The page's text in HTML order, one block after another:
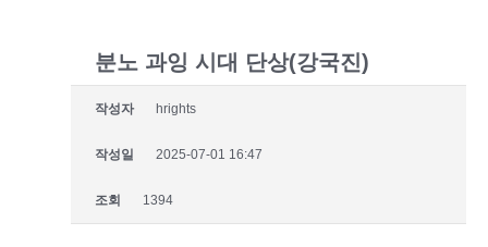
분노 과잉 시대 단상(강국진)
작성자 hrights
작성일 2025-07-01 16:47
조회 1394